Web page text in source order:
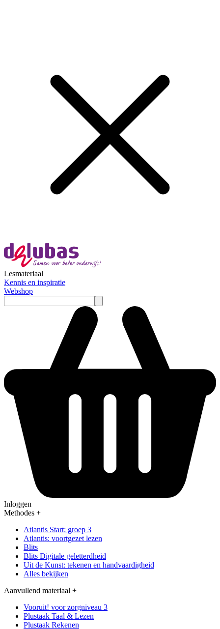
Lesmateriaal
Kennis en inspiratie
Webshop
Inloggen
Methodes +
Atlantis Start: groep 3
Atlantis: voortgezet lezen
Blits
Blits Digitale geletterdheid
Uit de Kunst: tekenen en handvaardigheid
Alles bekijken
Aanvullend materiaal +
Vooruit! voor zorgniveau 3
Plustaak Taal & Lezen
Plustaak Rekenen